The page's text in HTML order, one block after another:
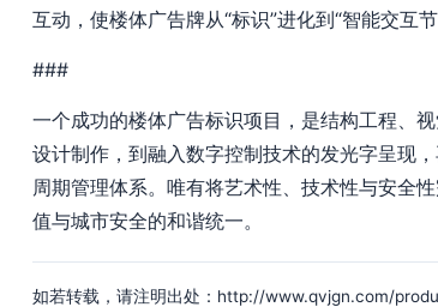
互动，使楼体广告牌从“标识”进化到“智能交互节
###
一个成功的楼体广告标识项目，是结构工程、
设计制作，到融入数字控制技术的发光字呈现
周期管理体系。唯有将艺术性、技术性与安全
值与城市安全的和谐统一。
如若转载，请注明出处：http://www.qvjgn.com/